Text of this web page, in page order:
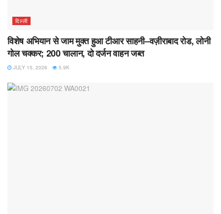
दिल्ली
विशेष अभियान से जाम मुक्त हुआ टीआर साहनी–वज़ीराबाद रोड, लोनी
गोल चक्कर; 200 चालान, दो दर्जन वाहन जब्त
JULY 15, 2026 5.9K